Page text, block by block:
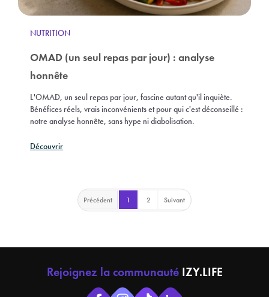
NUTRITION
OMAD (un seul repas par jour) : analyse
honnête
L'OMAD, un seul repas par jour, fascine autant qu'il inquiète.
Bénéfices réels, vrais inconvénients et pour qui c'est déconseillé :
notre analyse honnête, sans hype ni diabolisation.
Découvrir
Précédent 1 2 Suivant
Rejoignez la communauté IZY.LIFE